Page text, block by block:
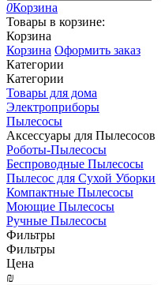
0Корзина
Товары в корзине:
Корзина
Корзина Оформить заказ
Категории
Категории
Товары для дома
Электроприборы
Пылесосы
Аксессуары для Пылесосов
Роботы-Пылесосы
Беспроводные Пылесосы
Пылесос для Сухой Уборки
Компактные Пылесосы
Моющие Пылесосы
Ручные Пылесосы
Фильтры
Фильтры
Цена
₪